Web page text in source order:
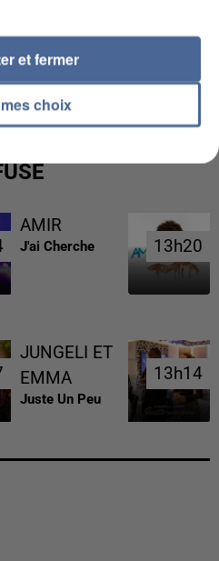
GLUCKSMANN
AMIR
J'ai Cherche 13h20
13h20
JUNGELI ET
EMMA
Juste Un Peu
13h14
13h14
choix
et fermer